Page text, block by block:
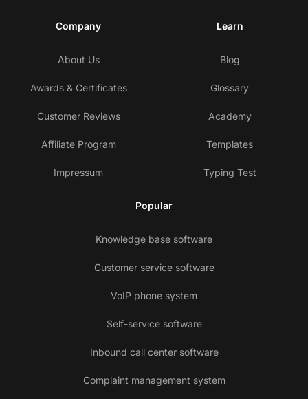
Company
About Us
Awards & Certificates
Customer Reviews
Affiliate Program
Impressum
Learn
Blog
Glossary
Academy
Templates
Typing Test
Popular
Knowledge base software
Customer service software
VoIP phone system
Self-service software
Inbound call center software
Complaint management system